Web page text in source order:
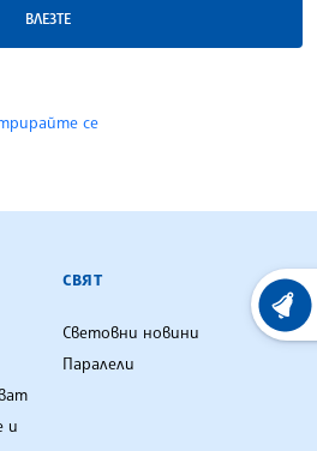
ВЛЕЗТЕ
се
АГЕНЦИЯ
и
СВЯТ
Световни новини
Паралели